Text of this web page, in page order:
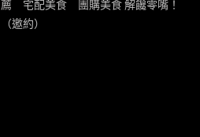
薦 宅配美食 團購美食 解饞零嘴！
（邀約）